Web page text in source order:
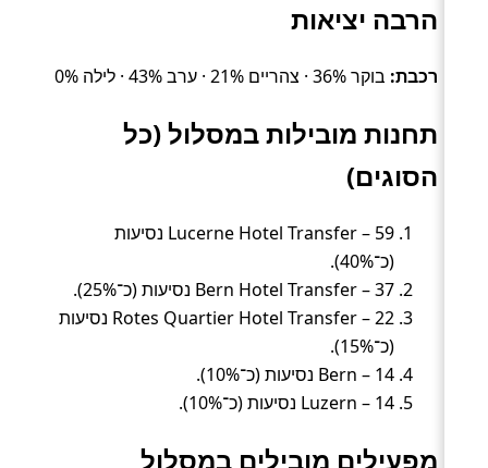
הרבה יציאות
רכבת: בוקר 36% · צהריים 21% · ערב 43% · לילה 0%
תחנות מובילות במסלול (כל
הסוגים)
Lucerne Hotel Transfer – 59 נסיעות
(כ־40%).
Bern Hotel Transfer – 37 נסיעות (כ־25%).
Rotes Quartier Hotel Transfer – 22 נסיעות
(כ־15%).
Bern – 14 נסיעות (כ־10%).
Luzern – 14 נסיעות (כ־10%).
מפעילים מובילים במסלול